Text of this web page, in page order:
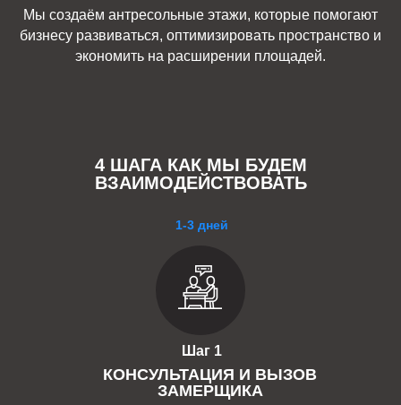
Мы создаём антресольные этажи, которые помогают
бизнесу развиваться, оптимизировать пространство и
экономить на расширении площадей.
4 ШАГА КАК МЫ БУДЕМ
ВЗАИМОДЕЙСТВОВАТЬ
1-3 дней
Шаг 1
КОНСУЛЬТАЦИЯ И ВЫЗОВ
ЗАМЕРЩИКА